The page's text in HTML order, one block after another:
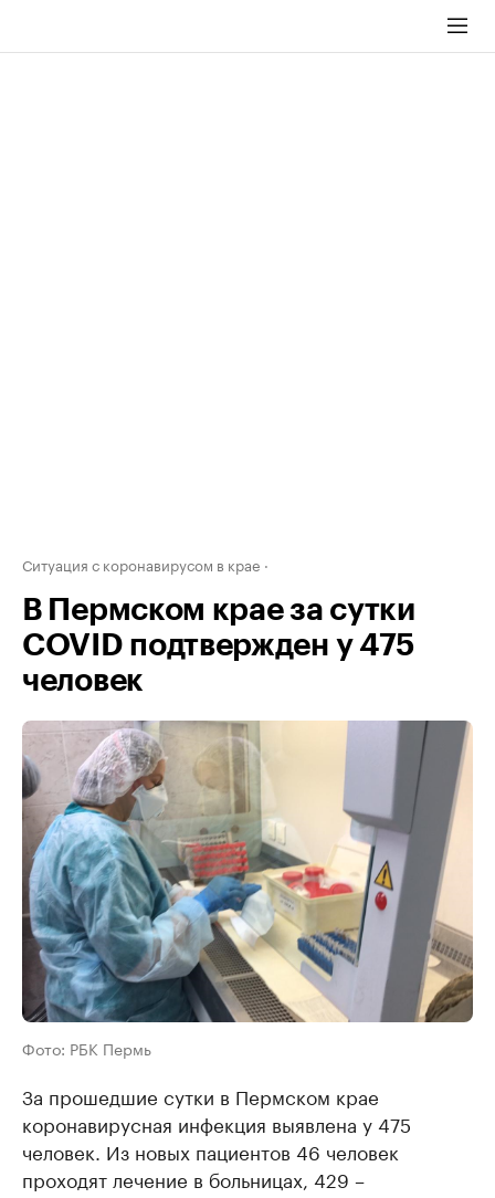
Ситуация с коронавирусом в крае
В Пермском крае за сутки
COVID подтвержден у 475
человек
Фото: РБК Пермь
За прошедшие сутки в Пермском крае
коронавирусная инфекция выявлена у 475
человек. Из новых пациентов 46 человек
проходят лечение в больницах, 429 –